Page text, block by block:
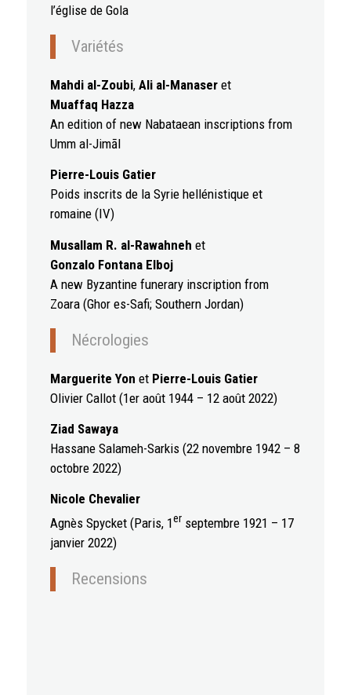
l’église de Gola
Variétés
Mahdi al-Zoubi,Ali al-Manaser et
Muaffaq Hazza
An edition of new Nabataean inscriptions from
Umm al-Jimāl
Pierre-Louis Gatier
Poids inscrits de la Syrie hellénistique et
romaine (IV)
Musallam R. al-Rawahneh et
Gonzalo Fontana Elboj
A new Byzantine funerary inscription from
Zoara (Ghor es-Safi; Southern Jordan)
Nécrologies
Marguerite Yon etPierre-Louis Gatier
Olivier Callot (1er août 1944 – 12 août 2022)
Ziad Sawaya
Hassane Salameh-Sarkis (22 novembre 1942 – 8
octobre 2022)
Nicole Chevalier
Agnès Spycket (Paris, 1er septembre 1921 – 17
janvier 2022)
Recensions